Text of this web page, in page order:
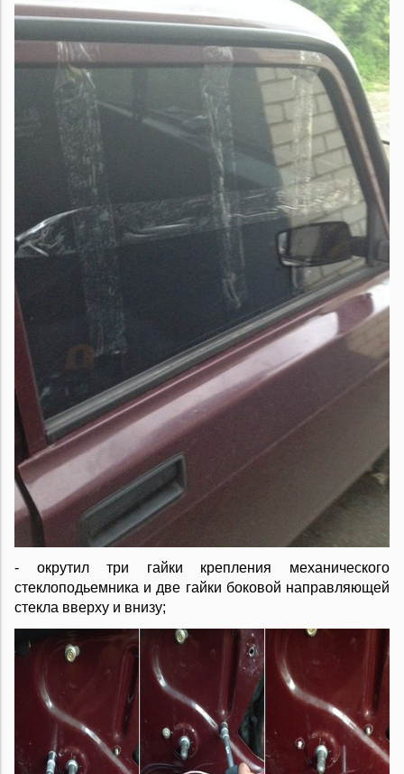
- окрутил три гайки крепления механического
стеклоподьемника и две гайки боковой направляющей
стекла вверху и внизу;